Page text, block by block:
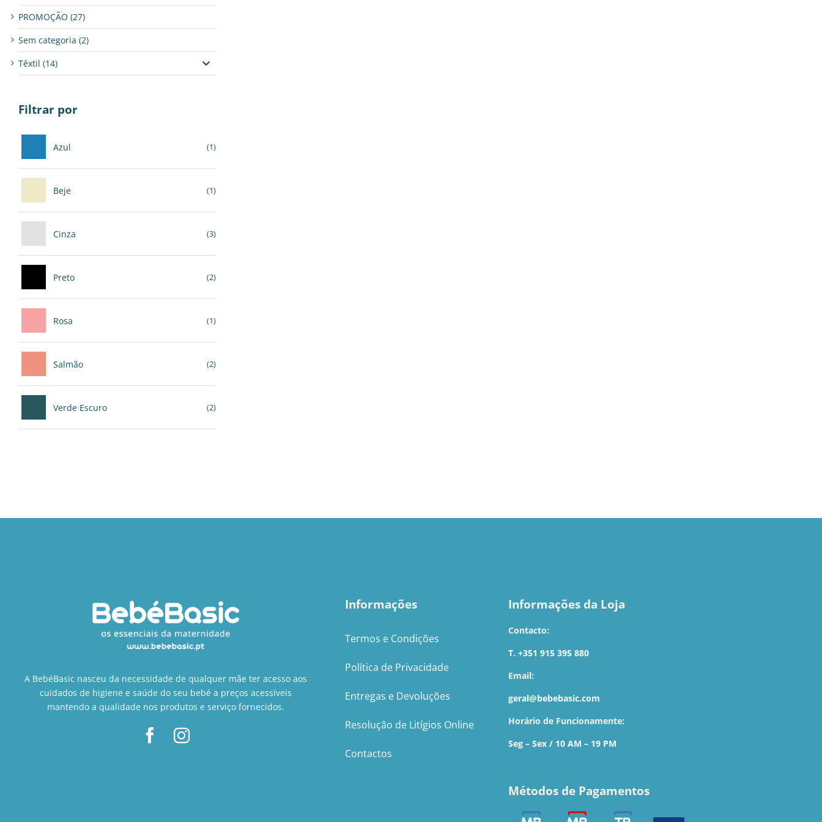
PROMOÇÃO (27)
Sem categoria (2)
Têxtil (14)
Filtrar por
Azul (1)
Beje (1)
Cinza (3)
Preto (2)
Rosa (1)
Salmão (2)
Verde Escuro (2)
A BebéBasic nasceu da necessidade de qualquer mãe ter acesso aos
cuidados de higiene e saúde do seu bebé a preços acessíveis
mantendo a qualidade nos produtos e serviço fornecidos.
Informações
Termos e Condições
Política de Privacidade
Entregas e Devoluções
Resolução de Litígios Online
Contactos
Informações da Loja
Contacto:
T. +351 915 395 880
Email:
geral@bebebasic.com
Horário de Funcionamente:
Seg – Sex / 10 AM – 19 PM
Métodos de Pagamentos